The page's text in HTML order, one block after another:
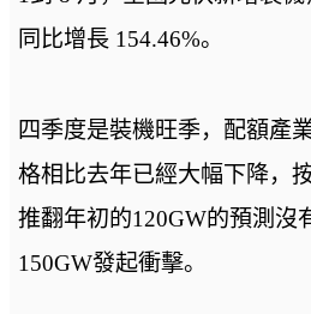
同比增長 154.46%。
四季度是裝機旺季，配額產
格相比去年已經大幅下降，
推翻年初的120GW的預測沒
150GW發起衝擊。